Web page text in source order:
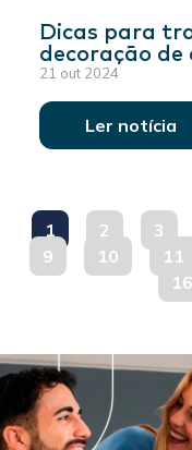
Dicas para
decoração de
21 out 2024
Ler notícia
1 2 3
9
10 11
16